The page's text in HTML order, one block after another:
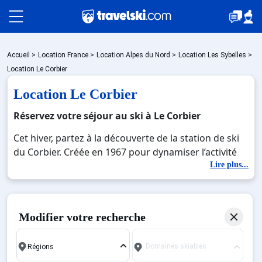
Packages
🚆Train de nuit
Stations
Hébergements
Bons plans
Accueil > Location France > Location Alpes du Nord > Location Les Sybelles >
Location Le Corbier
Location Le Corbier
Réservez votre séjour au ski à Le Corbier
Cet hiver, partez à la découverte de la station de ski
du Corbier. Créée en 1967 pour dynamiser l’activité
économique de son territoire, le Corbier est une
formidable station montagnarde située à 1550
mètres d’altitude au sud de la Savoie dans la
se veut une station familiale et conviviale : elle
lui garantit un accueil et animation pour tous à
Lire plus...
Modifier votre recherche
Domaines skiables